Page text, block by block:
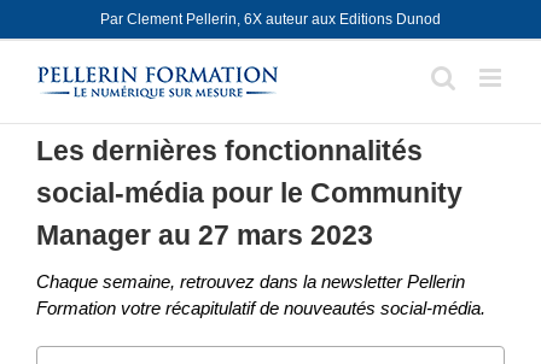
to
content
Par Clement Pellerin, 6X auteur aux Editions Dunod
Les dernières fonctionnalités
social-média pour le Community
Manager au 27 mars 2023
Chaque semaine, retrouvez dans la newsletter Pellerin
Formation votre récapitulatif de nouveautés social-média.